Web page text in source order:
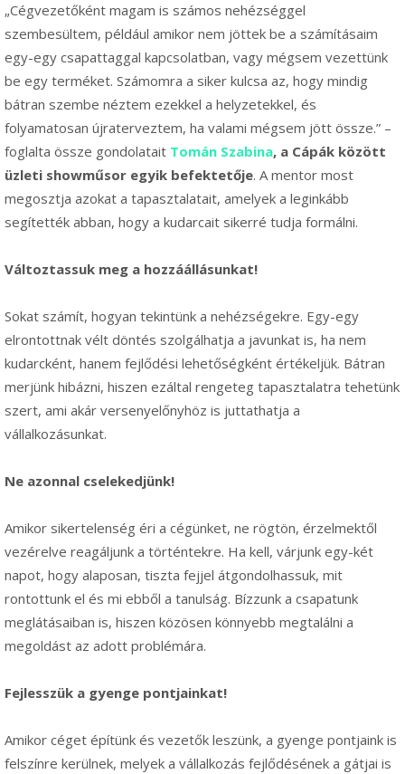
„Cégvezetőként magam is számos nehézséggel
szembesültem, például amikor nem jöttek be a számításaim
egy-egy csapattaggal kapcsolatban, vagy mégsem vezettünk
be egy terméket. Számomra a siker kulcsa az, hogy mindig
bátran szembe néztem ezekkel a helyzetekkel, és
folyamatosan újraterveztem, ha valami mégsem jött össze.” –
foglalta össze gondolatait Tomán Szabina, a Cápák között
üzleti showműsor egyik befektetője. A mentor most
megosztja azokat a tapasztalatait, amelyek a leginkább
segítették abban, hogy a kudarcait sikerré tudja formálni.
Változtassuk meg a hozzáállásunkat!
Sokat számít, hogyan tekintünk a nehézségekre. Egy-egy
elrontottnak vélt döntés szolgálhatja a javunkat is, ha nem
kudarcként, hanem fejlődési lehetőségként értékeljük. Bátran
merjünk hibázni, hiszen ezáltal rengeteg tapasztalatra tehetünk
szert, ami akár versenyelőnyhöz is juttathatja a
vállalkozásunkat.
Ne azonnal cselekedjünk!
Amikor sikertelenség éri a cégünket, ne rögtön, érzelmektől
vezérelve reagáljunk a történtekre. Ha kell, várjunk egy-két
napot, hogy alaposan, tiszta fejjel átgondolhassuk, mit
rontottunk el és mi ebből a tanulság. Bízzunk a csapatunk
meglátásaiban is, hiszen közösen könnyebb megtalálni a
megoldást az adott problémára.
Fejlesszük a gyenge pontjainkat!
Amikor céget építünk és vezetők leszünk, a gyenge pontjaink is
felszínre kerülnek, melyek a vállalkozás fejlődésének a gátjai is